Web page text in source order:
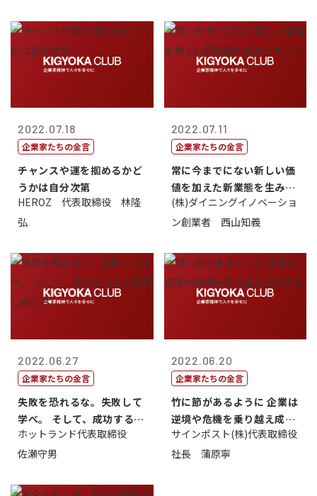
2022.07.18
企業家たちの金言
チャンスや運を掴めるかど
うかは自分次第
HEROZ 代表取締役 林隆
弘
2022.07.11
企業家たちの金言
常に今までにない新しい価
値を加えた新業態を生み出
すこと
(株)ダイニングイノベーショ
ン創業者 西山知義
2022.06.27
企業家たちの金言
失敗を恐れるな。失敗して
学べ。 そして、成功するま
で挑戦し続...
ホットランド代表取締役
佐瀬守男
2022.06.20
企業家たちの金言
竹に節があるように 企業は
逆境や危機を乗り越え成長
する
サインポスト(株)代表取締役
社長 蒲原寧